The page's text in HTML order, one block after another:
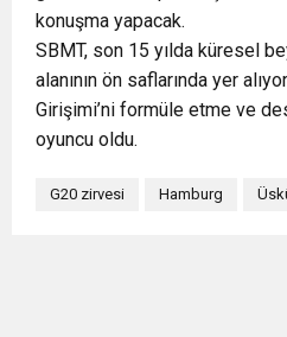
konuşma yapacak.
SBMT, son 15 yılda küresel
alanının ön saflarında yer
Girişimi’ni formüle etme ve
oyuncu oldu.
G20 zirvesi Hamburg